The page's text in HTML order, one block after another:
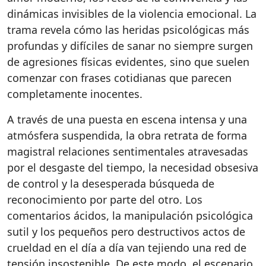
dinámicas invisibles de la violencia emocional. La
trama revela cómo las heridas psicológicas más
profundas y difíciles de sanar no siempre surgen
de agresiones físicas evidentes, sino que suelen
comenzar con frases cotidianas que parecen
completamente inocentes.
A través de una puesta en escena intensa y una
atmósfera suspendida, la obra retrata de forma
magistral relaciones sentimentales atravesadas
por el desgaste del tiempo, la necesidad obsesiva
de control y la desesperada búsqueda de
reconocimiento por parte del otro. Los
comentarios ácidos, la manipulación psicológica
sutil y los pequeños pero destructivos actos de
crueldad en el día a día van tejiendo una red de